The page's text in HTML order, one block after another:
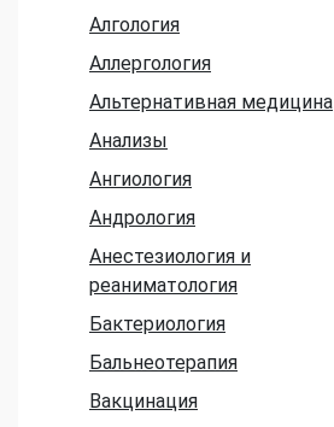
Алгология
Аллергология
Альтернативная медицина
Анализы
Ангиология
Андрология
Анестезиология и
реаниматология
Бактериология
Бальнеотерапия
Вакцинация